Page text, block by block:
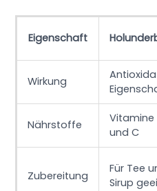
Eigenschaft
Wirkung
Nährstoffe
Vitamine
und C
Zubereitung
Für Tee
Sirup